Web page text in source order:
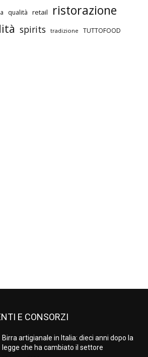
qualità retail ristorazione
spirits tradizione TUTTOFOOD
E CONSORZI
Birra artigianale in Italia: dieci anni dopo la
legge che ha cambiato il settore